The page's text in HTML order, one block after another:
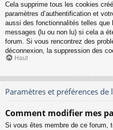
Cela supprime tous les cookies
paramètres d’authentification et
aussi des fonctionnalités telles que
messages (lu ou non lu) si cela a
forum. Si vous rencontrez des
déconnexion, la suppression des
Haut
Paramètres et préférences de
Comment modifier mes
Si vous êtes membre de ce forum,